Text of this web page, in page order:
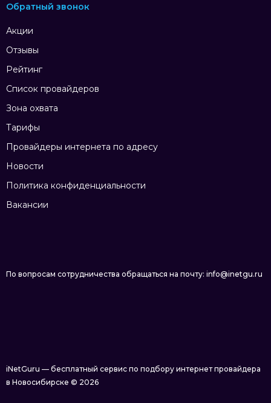
Акции
Отзывы
Рейтинг
Список провайдеров
Зона охвата
Тарифы
Провайдеры интернета по адресу
Новости
Политика конфиденциальности
Вакансии
Обратный звонок
По вопросам сотрудничества обращаться на почту: info@inetgu.ru
iNetGuru — бесплатный сервис по подбору интернет провайдера
в Новосибирске © 2026